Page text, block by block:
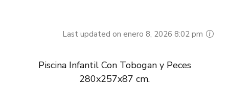
Last updated on enero 8, 2026 8:02 pm
Piscina Infantil Con Tobogan y Peces
280x257x87 cm.